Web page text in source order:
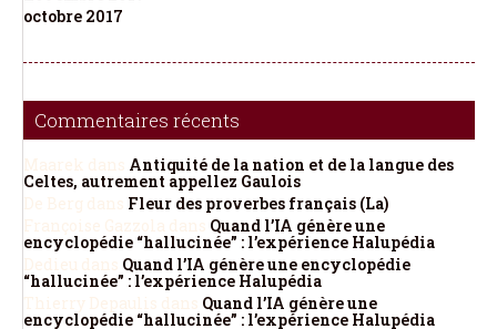
octobre 2017
Commentaires récents
Antiquité de la nation et de la langue des
Celtes, autrement appellez Gaulois
Fleur des proverbes français (La)
Quand l’IA génère une
encyclopédie “hallucinée” : l’expérience Halupédia
Quand l’IA génère une encyclopédie
“hallucinée” : l’expérience Halupédia
Quand l’IA génère une
encyclopédie “hallucinée” : l’expérience Halupédia